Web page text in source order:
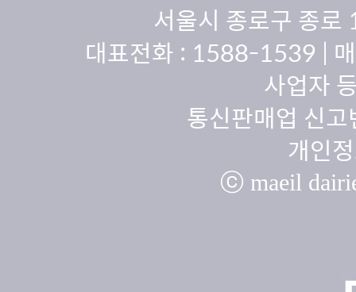
서울시 종로구 종
대표전화 : 1588-1539 |
사업자
통신판매업 신
개인
ⓒ maeil